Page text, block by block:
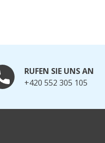
RUFEN SIE UNS AN
+420 552 305 105